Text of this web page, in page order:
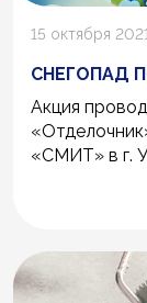
15 октября 2021
СНЕГОПАД
Акция
«СМИТ» в г.